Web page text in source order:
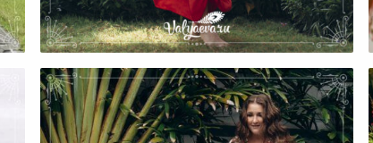
История Марафона